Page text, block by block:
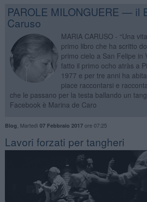
PAROLE MILONGUERE — il
Caruso
MARIA CARUSO - “Una
primo libro che ha scritto
primo cielo a San Felipe in
fatto il primo ocho atràs a
1977 e per tre anni ha
piace raccontarsi e
che le passano per la testa ballando un
Facebook è Marina de Caro
Blog Martedì 07 Febbraio 2017ore 07:25
Lavori forzati per tangheri